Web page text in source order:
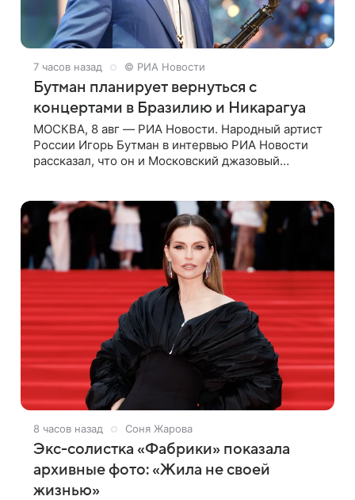
7 часов назад © РИА Новости
Бутман планирует вернуться с
концертами в Бразилию и Никарагуа
МОСКВА, 8 авг — РИА Новости. Народный артист
России Игорь Бутман в интервью РИА Новости
рассказал, что он и Московский джазовый
8 часов назад Соня Жарова
Экс-солистка «Фабрики» показала
архивные фото: «Жила не своей
жизнью»